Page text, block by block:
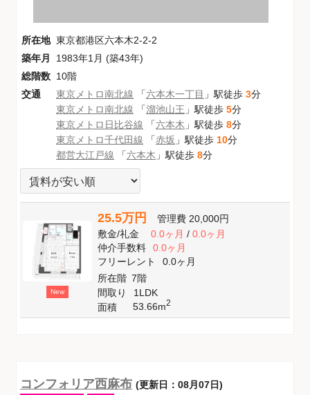
所在地 東京都港区六本木2-2-2
築年月
1983年1月 (築43年)
総階数 10階
交通
東京メトロ南北線 「六本木一丁目 」駅徒歩 3分
東京メトロ南北線 「溜池山王 」駅徒歩 5分
東京メトロ日比谷線 「六本木 」駅徒歩 8分
東京メトロ千代田線 「赤坂 」駅徒歩 10分
都営大江戸線 「六本木 」駅徒歩 8分
New
25.5万円 管理費 20,000円
敷金/礼金 0.0ヶ月/ 0.0ヶ月
仲介手数料
0.0ヶ月
フリーレント
0.0ヶ月
所在階 7階
間取り
1LDK
面積
53.66m2
コンフォリア西麻布 (更新日：08月07日)